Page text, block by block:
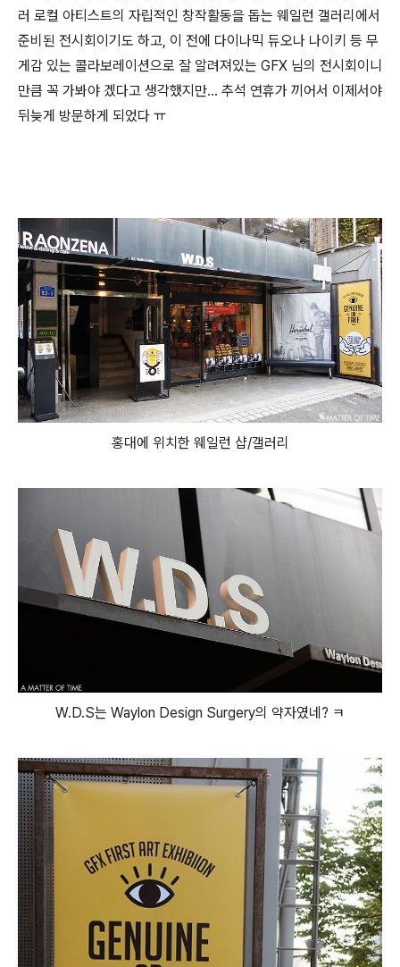
러 로컬 아티스트의 자립적인 창작활동을 돕는 웨일런 갤러리에서
준비된 전시회이기도 하고, 이 전에 다이나믹 듀오나 나이키 등 무
게감 있는 콜라보레이션으로 잘 알려져있는 GFX 님의 전시회이니
만큼 꼭 가봐야 겠다고 생각했지만... 추석 연휴가 끼어서 이제서야
뒤늦게 방문하게 되었다 ㅠ
홍대에 위치한 웨일런 샵/갤러리
W.D.S는 Waylon Design Surgery의 약자였네? ㅋ